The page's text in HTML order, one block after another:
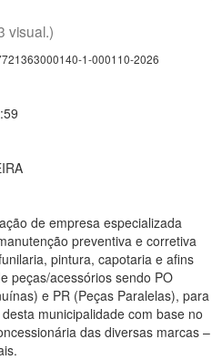
visual.)
1-000110-2026
de empresa especializada
preventiva e corretiva
pintura, capotaria e afins
peças/acessórios sendo PO
e PR (Peças Paralelas), para
municipalidade com base no
das diversas marcas –